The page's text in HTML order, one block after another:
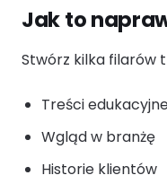
Jak to
Stwórz kilka filarów
Treści
Wgląd w branżę
Historie klientów